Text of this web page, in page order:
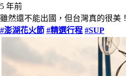
5 年前
雖然還不能出國，但台灣真的很美！
#澎湖花火節 #精選行程 #SUP